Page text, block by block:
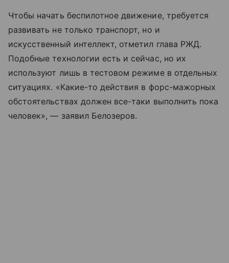
Чтобы начать беспилотное движение, требуется
развивать не только транспорт, но и
искусственный интеллект, отметил глава РЖД.
Подобные технологии есть и сейчас, но их
используют лишь в тестовом режиме в отдельных
ситуациях. «Какие-то действия в форс-мажорных
обстоятельствах должен все-таки выполнить пока
человек», — заявил Белозеров.